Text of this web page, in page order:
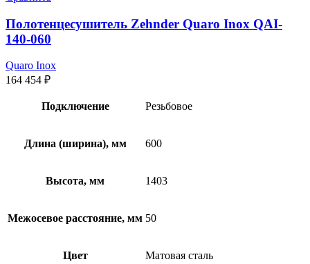
Полотенцесушитель Zehnder Quaro Inox QAI-
140-060
Quaro Inox
164 454 ₽
Подключение Резьбовое
Длина (ширина), мм 600
Высота, мм 1403
Межосевое расстояние, мм 50
Цвет Матовая сталь